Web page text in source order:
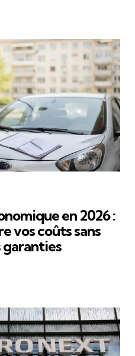
en 2026 :
vos coûts sans